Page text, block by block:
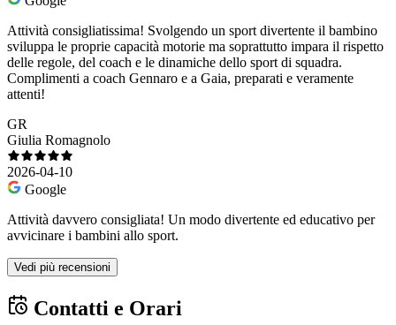
Attività consigliatissima! Svolgendo un sport divertente il bambino
sviluppa le proprie capacità motorie ma soprattutto impara il rispetto
delle regole, del coach e le dinamiche dello sport di squadra.
Complimenti a coach Gennaro e a Gaia, preparati e veramente
attenti!
GR
Giulia Romagnolo
2026-04-10
Google
Attività davvero consigliata! Un modo divertente ed educativo per
avvicinare i bambini allo sport.
Vedi più recensioni
Contatti e Orari